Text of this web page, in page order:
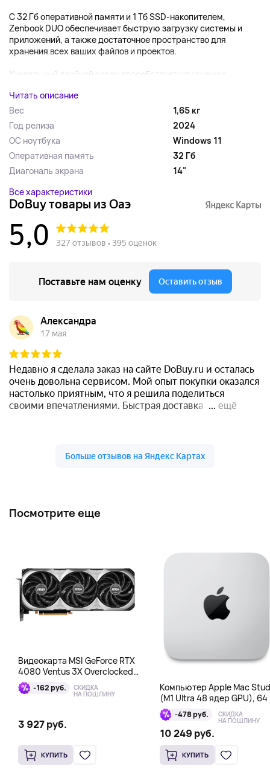
С 32 Гб оперативной памяти и 1 Тб SSD-накопителем,
Zenbook DUO обеспечивает быструю загрузку системы и
приложений, а также достаточное пространство для
хранения всех ваших файлов и проектов.
Уникальный двойной экран способствует улучшению...
Читать описание
Вес
1,65 кг
Год релиза
2024
ОС ноутбука
Windows 11
Оперативная память
32 Гб
Диагональ экрана
14"
Все характеристики
Посмотрите еще
Видеокарта MSI GeForce RTX
4080 Ventus 3X Overclocked
16GB DDR6X
-162 руб. СКИДКА
НА ПОШЛИНУ
3 927 руб.
КУПИТЬ
Компьютер Apple Mac
(M1 Ultra 48 ядер GPU), 64
1 Тб -478 руб. СКИДКА
НА ПОШЛИНУ
10 249 руб.
КУПИТЬ